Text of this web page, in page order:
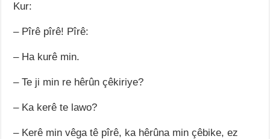
Kur:
– Pîrê pîrê! Pîrê:
– Ha kurê min.
– Te ji min re hêrûn çêkiriye?
– Ka kerê te lawo?
– Kerê min vêga tê pîrê, ka hêrûna min çêbike, ez